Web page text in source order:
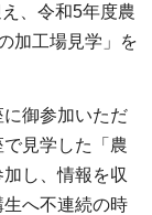
、令和5年度農
加工場見学」を
御参加いただ
見学した「農
し、情報を収
へ不連続の時